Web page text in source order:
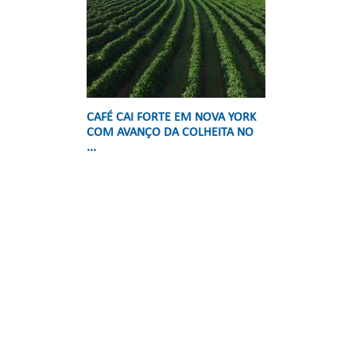
CAFÉ CAI FORTE EM NOVA YORK
COM AVANÇO DA COLHEITA NO
...